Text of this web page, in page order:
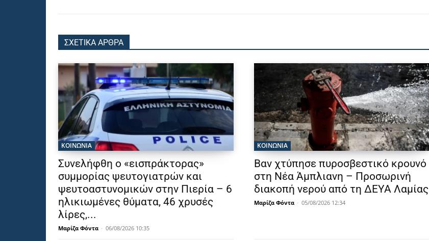
ΣΧΕΤΙΚΑ ΑΡΘΡΑ
ΚΟΙΝΩΝΙΑ
Συνελήφθη ο «εισπράκτορας»
συμμορίας ψευτογιατρών και
ψευτοαστυνομικών στην Πιερία – 6
ηλικιωμένες θύματα, 46 χρυσές
λίρες,...
Μαρίζα Φόντα - 06/08/2026 10:35
ΚΟΙΝΩΝΙΑ
Βαν χτύπησε πυροσβεστικό κρουνό
στη Νέα Άμπλιανη – Προσωρινή
διακοπή νερού από τη ΔΕΥΑ Λαμίας
Μαρίζα Φόντα - 05/08/2026 12:34